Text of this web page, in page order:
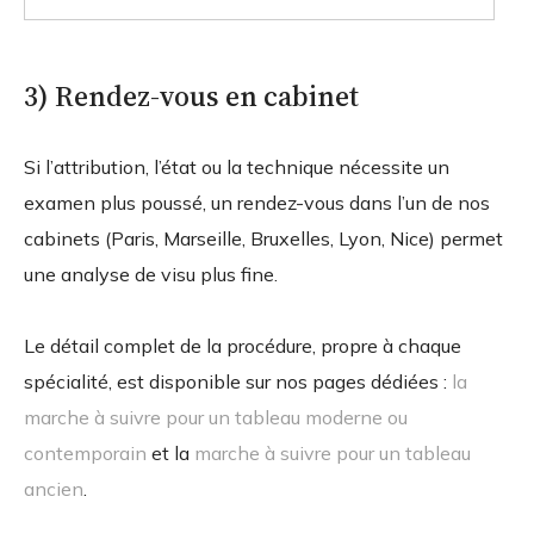
3) Rendez-vous en cabinet
Si l’attribution, l’état ou la technique nécessite un
examen plus poussé, un rendez-vous dans l’un de nos
cabinets (Paris, Marseille, Bruxelles, Lyon, Nice) permet
une analyse de visu plus fine.
Le détail complet de la procédure, propre à chaque
spécialité, est disponible sur nos pages dédiées : la
marche à suivre pour un tableau moderne ou
contemporain et la marche à suivre pour un tableau
ancien.